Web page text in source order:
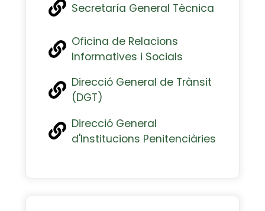
Secretaría General Tècnica
Oficina de Relacions
Informatives i Socials
Direcció General de Trànsit
(DGT)
Direcció General
d'Institucions Penitenciàries